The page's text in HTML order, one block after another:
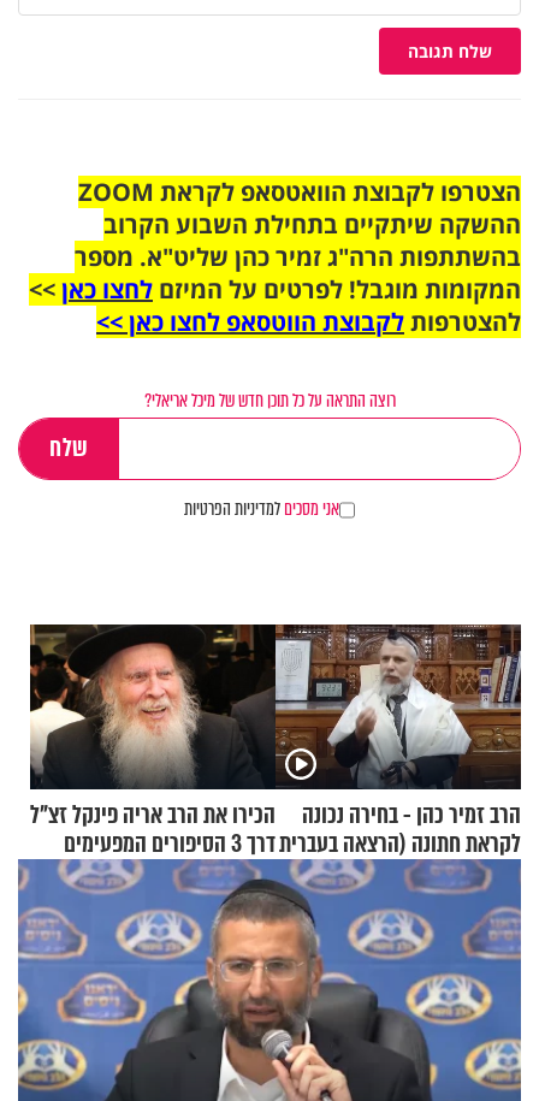
שלח תגובה
הצטרפו לקבוצת הוואטסאפ לקראת ZOOM
ההשקה שיתקיים בתחילת השבוע הקרוב
בהשתתפות הרה"ג זמיר כהן שליט"א. מספר
המקומות מוגבל! לפרטים על המיזם לחצו כאן>>
להצטרפותלקבוצת הווטסאפ לחצו כאן >>
רוצה התראה על כל תוכן חדש של מיכל אריאלי?
אני מסכיםלמדיניות הפרטיות
הרב זמיר כהן - בחירה נכונה
לקראת חתונה (הרצאה בעברית
+ צרפתית)
הכירו את הרב אריה פינקל זצ"ל
דרך 3 הסיפורים המפעימים
האלה